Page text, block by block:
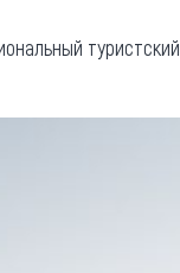
туристский